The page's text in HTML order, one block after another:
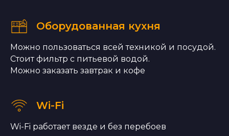
Оборудованная кухня
Можно пользоваться всей техникой и посудой.
Стоит фильтр с питьевой водой.
Можно заказать завтрак и кофе
Wi-Fi
Wi-Fi работает везде и без перебоев